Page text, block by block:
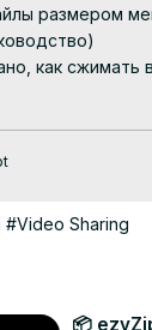
размером
как сжимать
онлайн.
#Video Sharing
📦